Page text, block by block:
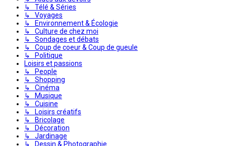
↳ Télé & Séries
↳ Voyages
↳ Environnement & Écologie
↳ Culture de chez moi
↳ Sondages et débats
↳ Coup de coeur & Coup de gueule
↳ Politique
Loisirs et passions
↳ People
↳ Shopping
↳ Cinéma
↳ Musique
↳ Cuisine
↳ Loisirs créatifs
↳ Bricolage
↳ Décoration
↳ Jardinage
↳ Dessin & Photographie